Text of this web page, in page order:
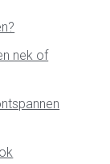
nek of